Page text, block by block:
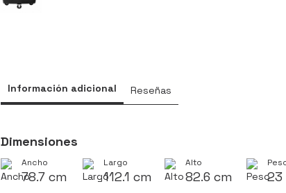
Información adicional Reseñas
Dimensiones
Ancho
78.7 cm
Largo
112.1 cm
Alto
82.6 cm 23